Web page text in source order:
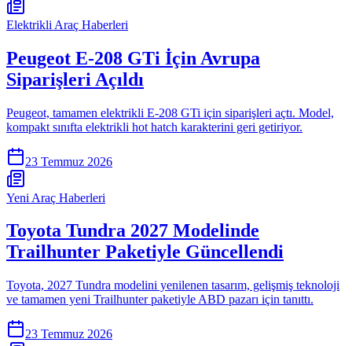
Elektrikli Araç Haberleri
Peugeot E-208 GTi İçin Avrupa
Siparişleri Açıldı
Peugeot, tamamen elektrikli E-208 GTi için siparişleri açtı. Model,
kompakt sınıfta elektrikli hot hatch karakterini geri getiriyor.
23 Temmuz 2026
Yeni Araç Haberleri
Toyota Tundra 2027 Modelinde
Trailhunter Paketiyle Güncellendi
Toyota, 2027 Tundra modelini yenilenen tasarım, gelişmiş teknoloji
ve tamamen yeni Trailhunter paketiyle ABD pazarı için tanıttı.
23 Temmuz 2026